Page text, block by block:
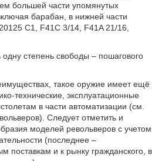
большей части упомянутых
барабан, в нижней части
С1, F41C 3/14, F41A 21/16,
степень свободы – пошагового
такое оружие имеет ещё
технические, эксплуатационные
в части автоматизации (см.
Следует отметить и
моделей револьверов с учетом
(последнее –
поставкам и к рынку гражданского, в